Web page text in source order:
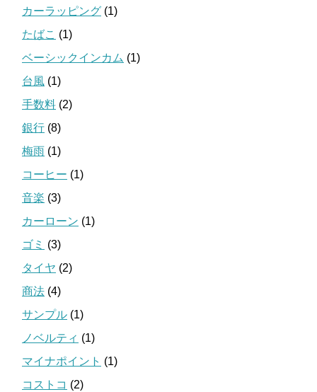
カーラッピング (1)
たばこ (1)
ベーシックインカム (1)
台風 (1)
手数料 (2)
銀行 (8)
梅雨 (1)
コーヒー (1)
音楽 (3)
カーローン (1)
ゴミ (3)
タイヤ (2)
商法 (4)
サンプル (1)
ノベルティ (1)
マイナポイント (1)
コストコ (2)